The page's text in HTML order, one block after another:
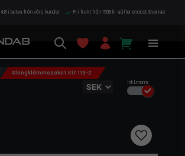
4,8 i betyg från våra kunder Fri frakt från 1995 kr gäller endast Sverige
Inkl.moms
Slangklämmepaket Kit 119-2